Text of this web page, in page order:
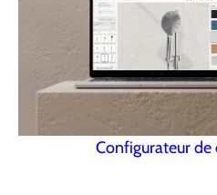
Configurateur